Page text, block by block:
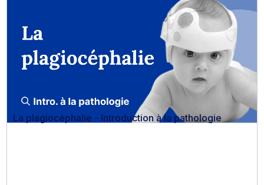
La plagiocéphalie - Introduction à la pathologie